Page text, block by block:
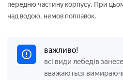
передню частину корпусу. При
над водою, немов поплавок.
важливо!
всі види лебедів
вважаються